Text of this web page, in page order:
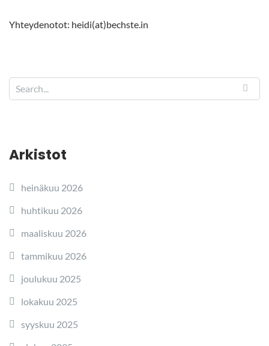
Yhteydenotot: heidi(at)bechste.in
Arkistot
heinäkuu 2026
huhtikuu 2026
maaliskuu 2026
tammikuu 2026
joulukuu 2025
lokakuu 2025
syyskuu 2025